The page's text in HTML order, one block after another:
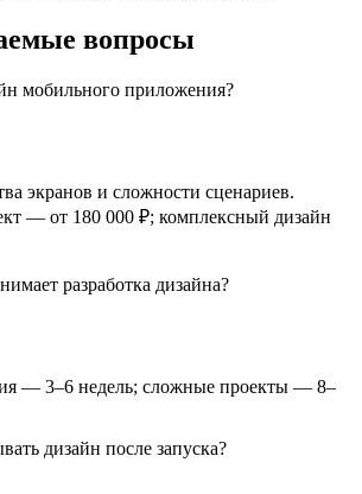
вопросы
мобильного приложения?
экранов и сложности сценариев.
— от 180 000 ₽; комплексный дизайн
разработка дизайна?
— 3–6 недель; сложные проекты — 8–
дизайн после запуска?